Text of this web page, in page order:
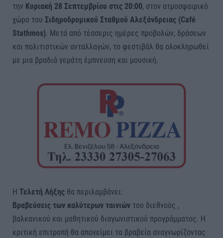
την Κυριακή 28 Σεπτεμβρίου στις 20:00, στον ατμοσφαιρικό
χώρο του Σιδηροδρομικού Σταθμού Αλεξάνδρειας (Café
Stathmos). Μετά από τέσσερις ημέρες προβολών, δράσεων
και πολιτιστικών ανταλλαγών, το φεστιβάλ θα ολοκληρωθεί
με μια βραδιά γεμάτη έμπνευση και μουσική.
Η Τελετή Λήξης θα περιλαμβάνει:
Βραβεύσεις των καλύτερων ταινιών του διεθνούς ,
βαλκανικού και μαθητικού διαγωνιστικού προγράμματος. Η
κριτική επιτροπή θα απονείμει τα βραβεία αναγνωρίζοντας